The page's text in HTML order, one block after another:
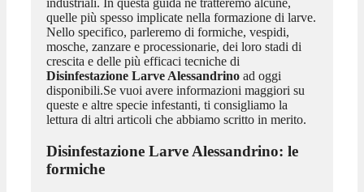
industriali. In questa guida ne tratteremo alcune,
quelle più spesso implicate nella formazione di larve.
Nello specifico, parleremo di formiche, vespidi,
mosche, zanzare e processionarie, dei loro stadi di
crescita e delle più efficaci tecniche di
Disinfestazione Larve Alessandrinoad oggi
disponibili.Se vuoi avere informazioni maggiori su
queste e altre specie infestanti, ti consigliamo la
lettura di altri articoli che abbiamo scritto in merito.
Disinfestazione Larve Alessandrino: le
formiche